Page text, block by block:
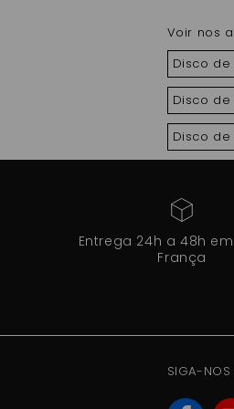
Voir nos
Disco
Disco
Disco
Entrega 24h a 48h
França
SIGA-NOS